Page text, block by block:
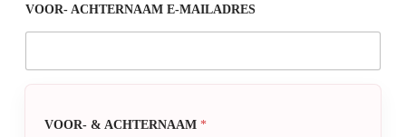
VOOR- ACHTERNAAM E-MAILADRES
VOOR- & ACHTERNAAM*